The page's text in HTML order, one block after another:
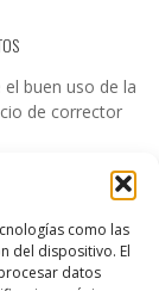
como las
del dispositivo. El
datos
buen uso de la
de corrector